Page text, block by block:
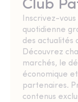
Club
Inscrivez-
quotidienne
des actualités
Découvrez
marchés, le
économique
partenaires.
contenus